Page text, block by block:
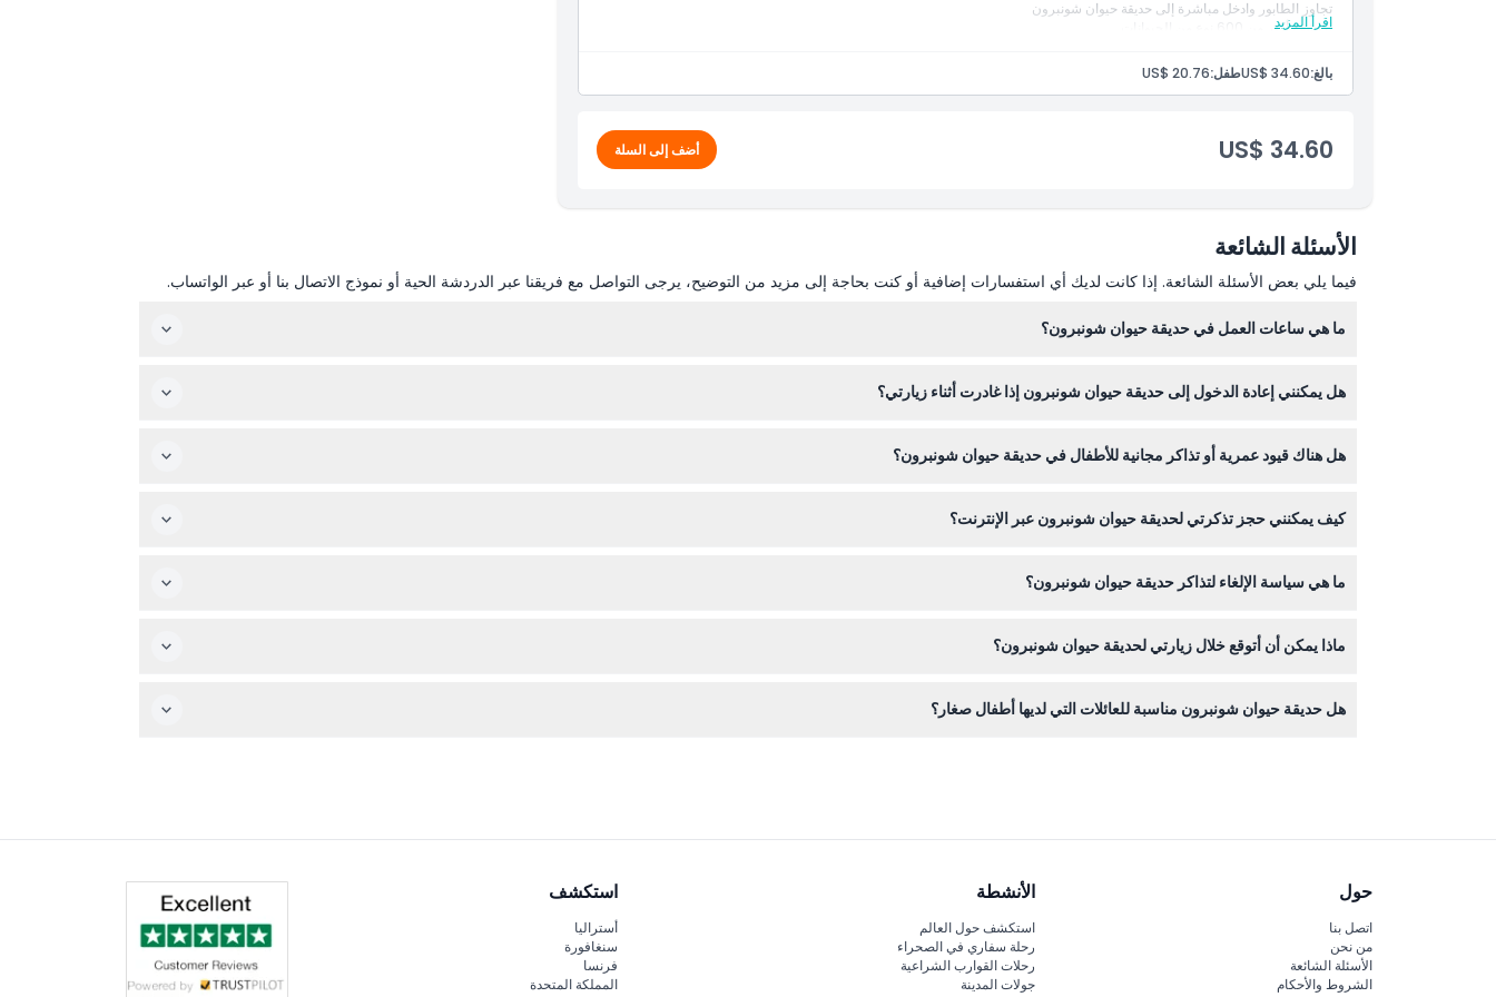
اقرأ المزيد
تجاوز الطابور وادخل مباشرة إلى حديقة حيوان شونبرون
اكتشف أكثر من 600 نوع من الحيوانات
قم بزيارة أقدم حديقة حيوان تعمل في العالم
بالغ:US$ 34.60طفل:US$ 20.76
US$ 34.60 أضف إلى السلة
الأسئلة الشائعة
فيما يلي بعض الأسئلة الشائعة. إذا كانت لديك أي استفسارات إضافية أو كنت بحاجة إلى مزيد من التوضيح، يرجى التواصل مع فريقنا عبر الدردشة الحية أو نموذج الاتصال بنا أو عبر الواتساب.
ما هي ساعات العمل في حديقة حيوان شونبرون؟
الأوقات — يرجى التأكد عند الحجز).
هل يمكنني إعادة الدخول إلى حديقة حيوان شونبرون إذا غادرت أثناء زيارتي؟
هل هناك قيود عمرية أو تذاكر مجانية للأطفال في حديقة حيوان شونبرون؟
كيف يمكنني حجز تذكرتي لحديقة حيوان شونبرون عبر الإنترنت؟
ما هي سياسة الإلغاء لتذاكر حديقة حيوان شونبرون؟
ماذا يمكن أن أتوقع خلال زيارتي لحديقة حيوان شونبرون؟
هل حديقة حيوان شونبرون مناسبة للعائلات التي لديها أطفال صغار؟
حول
اتصل بنا
من نحن
الأسئلة الشائعة
الشروط والأحكام
الأنشطة
استكشف حول العالم
رحلة سفاري في الصحراء
رحلات القوارب الشراعية
جولات المدينة
استكشف
أستراليا
سنغافورة
فرنسا
المملكة المتحدة